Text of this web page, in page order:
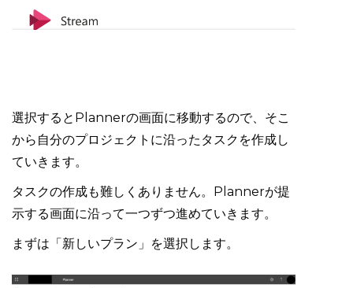
選択するとPlannerの画面に移動するので、そこ
から自分のプロジェクトに沿ったタスクを作成し
ていきます。
タスクの作成も難しくありません。Plannerが提
示する画面に沿って一つずつ進めていきます。
まずは「新しいプラン」を選択します。